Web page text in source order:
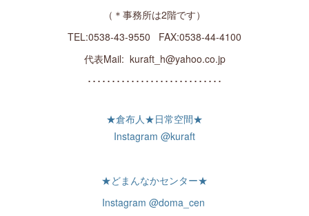
（＊事務所は2階です）
TEL:0538-43-9550 FAX:0538-44-4100
代表Mail: kuraft_h@yahoo.co.jp
････････････････････････････
★倉布人★日常空間★
Instagram @kuraft
★どまんなかセンター★
Instagram @doma_cen